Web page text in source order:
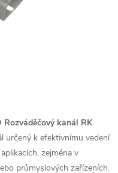
Rozváděčový kanál RK
určený k efektivnímu vedení
zejména v
průmyslových zařízeních.